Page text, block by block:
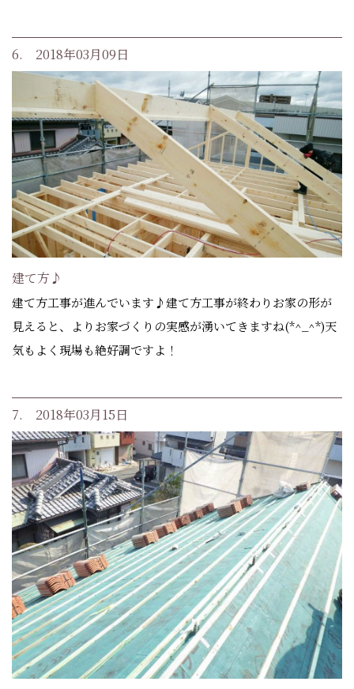
6. 2018年03月09日
建て方♪
建て方工事が進んでいます♪建て方工事が終わりお家の形が
見えると、よりお家づくりの実感が湧いてきますね(*^_^*)天
気もよく現場も絶好調ですよ！
7. 2018年03月15日